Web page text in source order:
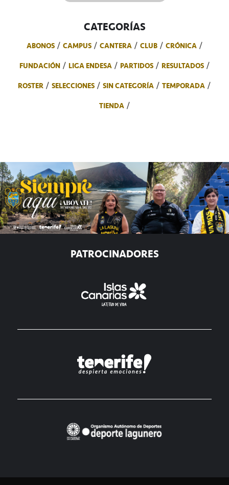
CATEGORÍAS
ABONOS CAMPUS CANTERA CLUB
CRÓNICA
FUNDACIÓN
LIGA ENDESA PARTIDOS
RESULTADOS
ROSTER
SELECCIONES SIN CATEGORÍA
TEMPORADA
TIENDA
PATROCINADORES